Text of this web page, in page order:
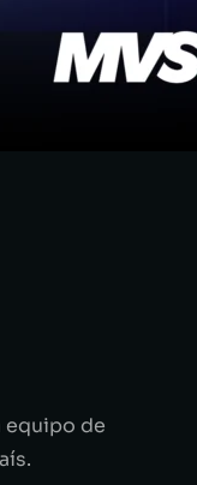
equipo de